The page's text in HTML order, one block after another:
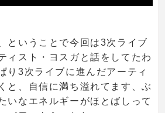
ということで今回は3次ライブ
ィスト・ヨスガと話をしてたわ
り3次ライブに進んだアーティ
と、自信に満ち溢れてます、ぶ
いなエネルギーがほとばしって